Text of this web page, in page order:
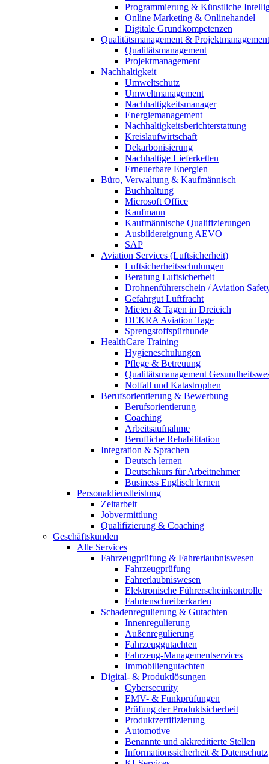
Programmierung & Künstliche
Online Marketing & Onlinehandel
Digitale Grundkompetenzen
Qualitätsmanagement & Projektmanagement
Qualitätsmanagement
Projektmanagement
Nachhaltigkeit
Umweltschutz
Umweltmanagement
Nachhaltigkeitsmanager
Energiemanagement
Nachhaltigkeitsberichterstattung
Kreislaufwirtschaft
Dekarbonisierung
Nachhaltige Lieferketten
Erneuerbare Energien
Büro, Verwaltung & Kaufmännisch
Buchhaltung
Microsoft Office
Kaufmann
Kaufmännische Qualifizierungen
Ausbildereignung AEVO
SAP
Aviation Services (Luftsicherheit)
Luftsicherheitsschulungen
Beratung Luftsicherheit
Drohnenführerschein / Aviation
Gefahrgut Luftfracht
Mieten & Tagen in Dreieich
DEKRA Aviation Tage
Sprengstoffspürhunde
HealthCare Training
Hygieneschulungen
Pflege & Betreuung
Qualitätsmanagement
Notfall und Katastrophen
Berufsorientierung & Bewerbung
Berufsorientierung
Coaching
Arbeitsaufnahme
Berufliche Rehabilitation
Integration & Sprachen
Deutsch lernen
Deutschkurs für Arbeitnehmer
Business Englisch lernen
Personaldienstleistung
Zeitarbeit
Jobvermittlung
Qualifizierung & Coaching
Geschäftskunden
Alle Services
Fahrzeugprüfung & Fahrerlaubniswesen
Fahrzeugprüfung
Fahrerlaubniswesen
Elektronische Führerscheinkontrolle
Fahrtenschreiberkarten
Schadenregulierung & Gutachten
Innenregulierung
Außenregulierung
Fahrzeuggutachten
Fahrzeug-Managementservices
Immobiliengutachten
Digital- & Produktlösungen
Cybersecurity
EMV- & Funkprüfungen
Prüfung der Produktsicherheit
Produktzertifizierung
Automotive
Benannte und akkreditierte Stellen
Informationssicherheit & Datenschutz